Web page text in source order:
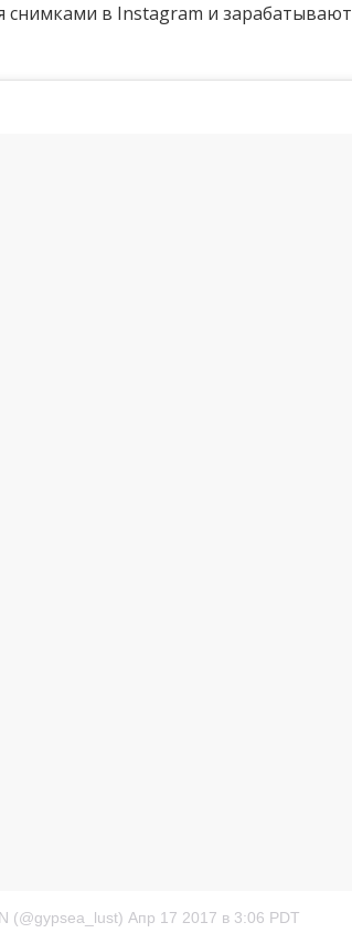
снимками в Instagram и зарабатывают
(@gypsea_lust) Апр 17 2017 в 3:06 PDT